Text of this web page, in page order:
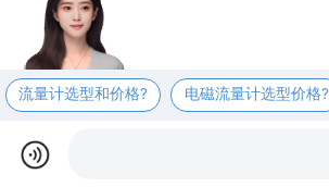
流量计选型和价格? 电磁流量计选型价格?